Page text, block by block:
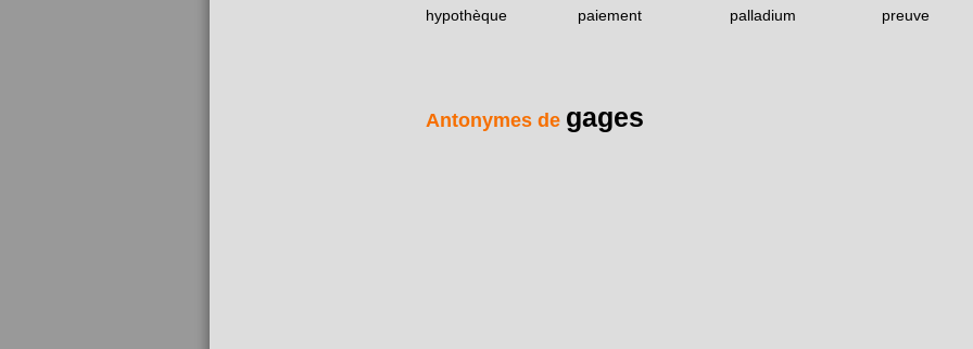
hypothèque
paiement palladium preuve
Antonymes de gages